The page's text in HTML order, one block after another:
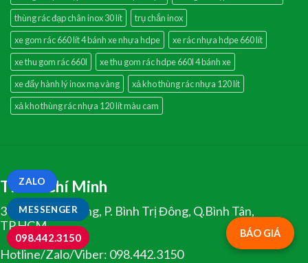
thùng rác đạp chân inox 30 lít
trụ chắn inox
xe gom rác 660 lít 4 bánh xe nhựa hdpe
xe rác nhựa hdpe 660 lít
xe thu gom rác 660l
xe thu gom rác hdpe 660l 4 bánh xe
xe đẩy hành lý inox mạ vàng
xả kho thùng rác nhựa 120 lít
xả kho thùng rác nhựa 120 lít màu cam
TP.Hồ Chí Minh
334 Tân Hòa Đông, P. Bình Trị Đông, Q.Bình Tân,
TP.HCM
Hotline/Zalo/Viber: 098.442.3150
BÁO GIÁ
MESSENGER
ZALO
098.442.3150